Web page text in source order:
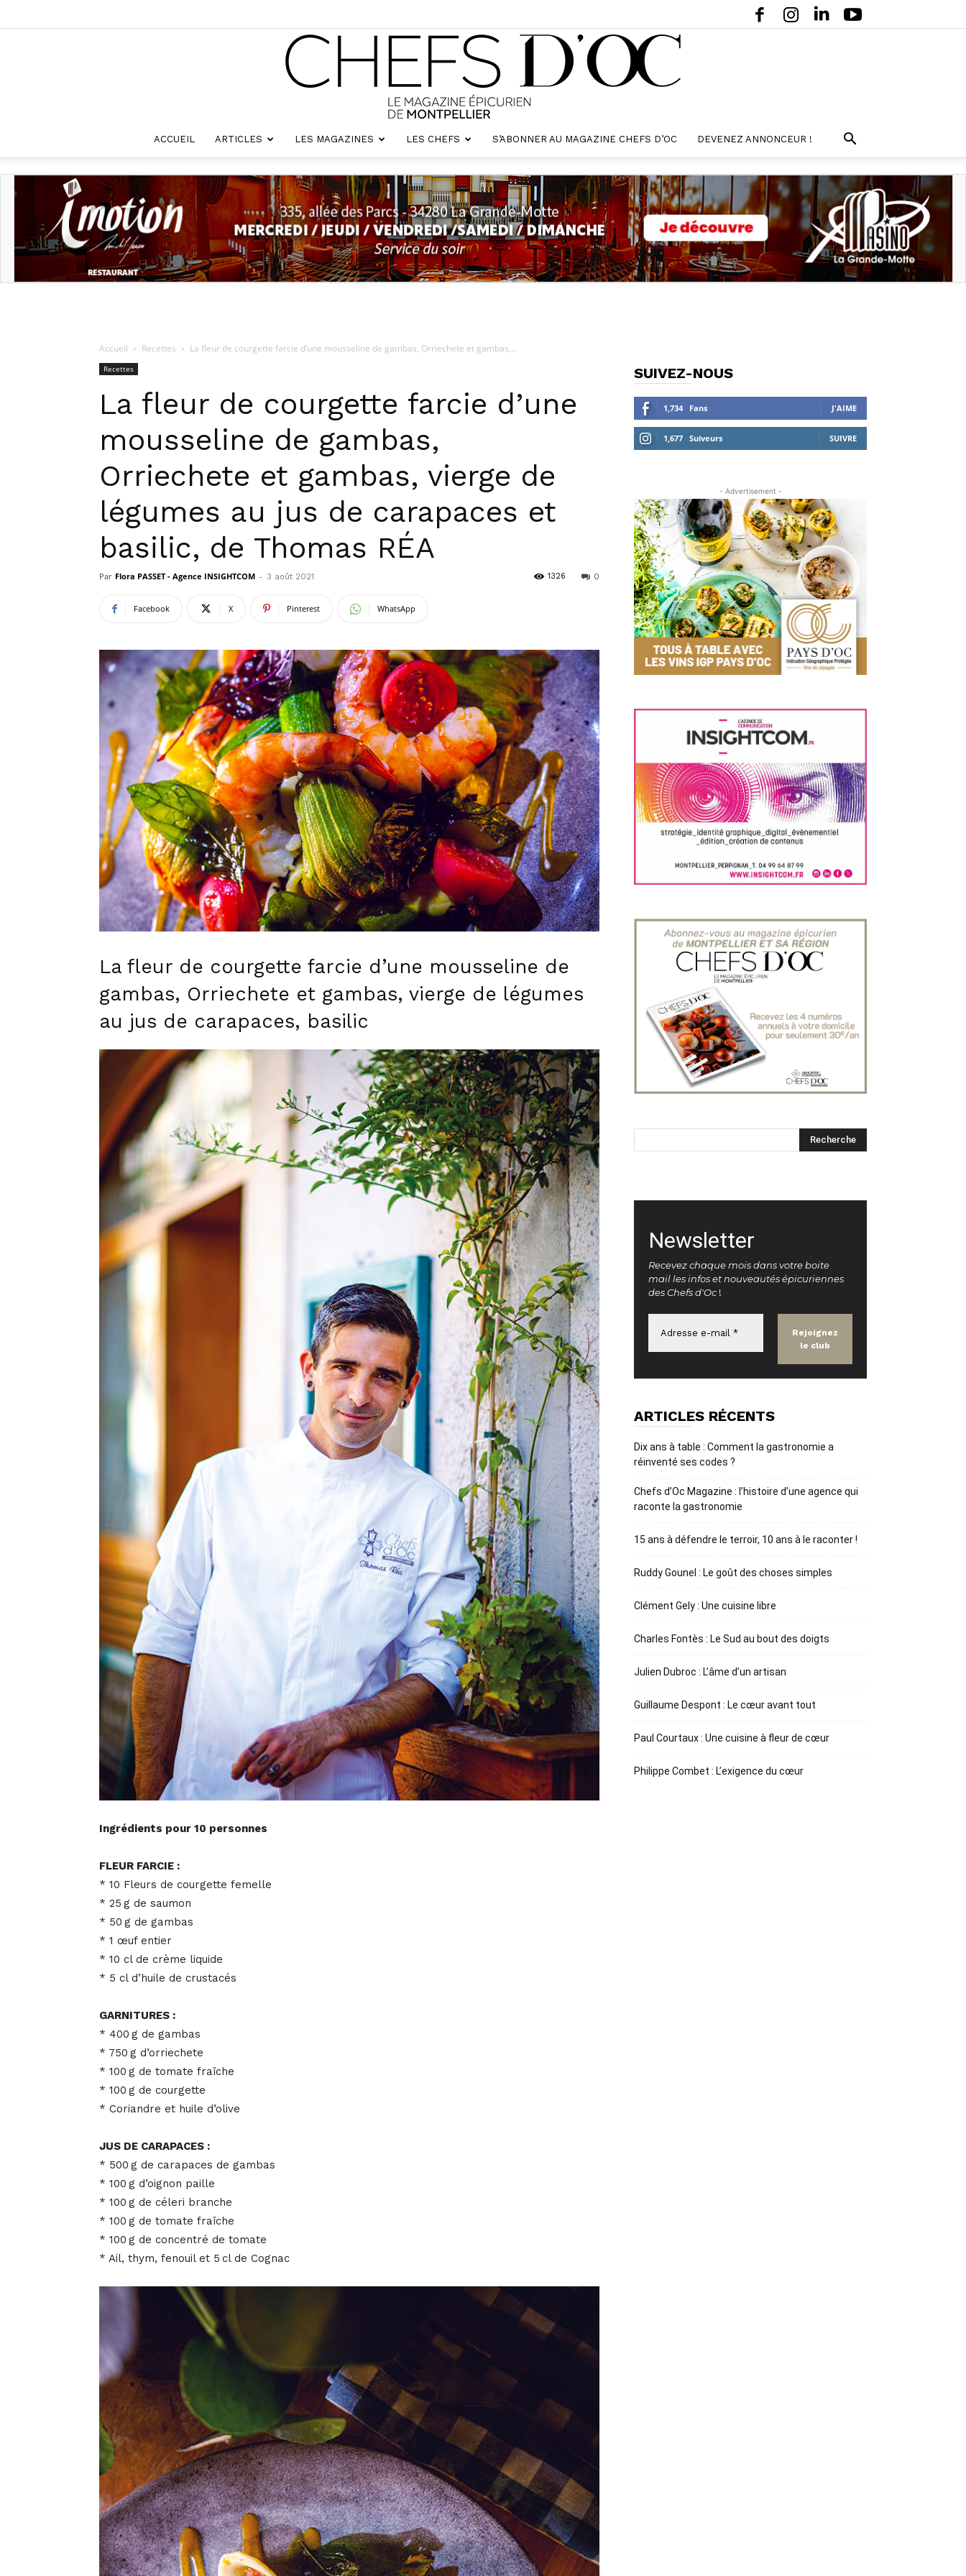
d'oc
ACCUEIL ARTICLES LES MAGAZINES LES CHEFS S’ABONNER AU MAGAZINE CHEFS D’OC DEVENEZ ANNONCEUR !
Accueil Recettes La fleur de courgette farcie d’une mousseline de gambas, Orriechete et gambas,...
Recettes
La fleur de courgette farcie d’une
mousseline de gambas,
Orriechete et gambas, vierge de
légumes au jus de carapaces et
basilic, de Thomas RÉA
Par Flora PASSET - Agence INSIGHTCOM - 3 août 2021 0
1326
Facebook X Pinterest WhatsApp
La fleur de courgette farcie d’une mousseline de
gambas, Orriechete et gambas, vierge de légumes
au jus de carapaces, basilic
Ingrédients pour 10 personnes
FLEUR FARCIE :
* 10 Fleurs de courgette femelle
* 25 g de saumon
* 50 g de gambas
* 1 œuf entier
* 10 cl de crème liquide
* 5 cl d’huile de crustacés
GARNITURES :
* 400 g de gambas
* 750 g d’orriechete
* 100 g de tomate fraîche
* 100 g de courgette
* Coriandre et huile d’olive
JUS DE CARAPACES :
* 500 g de carapaces de gambas
* 100 g d’oignon paille
* 100 g de céleri branche
* 100 g de tomate fraîche
* 100 g de concentré de tomate
* Ail, thym, fenouil et 5 cl de Cognac
SUIVEZ-NOUS
1,734 Fans J'AIME
1,677 Suiveurs SUIVRE
- Advertisement -
Newsletter
Recevez chaque mois dans votre boite
mail les infos et nouveautés épicuriennes
des Chefs d'Oc !
ARTICLES RÉCENTS
Dix ans à table : Comment la gastronomie a
réinventé ses codes ?
Chefs d’Oc Magazine : l’histoire d’une agence qui
raconte la gastronomie
15 ans à défendre le terroir, 10 ans à le raconter !
Ruddy Gounel : Le goût des choses simples
Clément Gely : Une cuisine libre
Charles Fontès : Le Sud au bout des doigts
Julien Dubroc : L’âme d’un artisan
Guillaume Despont : Le cœur avant tout
Paul Courtaux : Une cuisine à fleur de cœur
Philippe Combet : L’exigence du cœur